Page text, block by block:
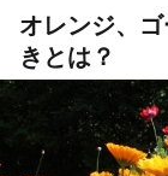
オレンジ、
きとは？